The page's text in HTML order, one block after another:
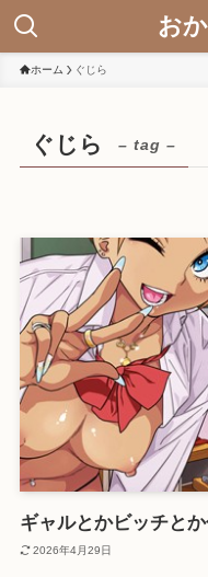
お
ホーム ぐじら
ぐじら – tag –
ギャルとかビッチとか
2026年4月29日